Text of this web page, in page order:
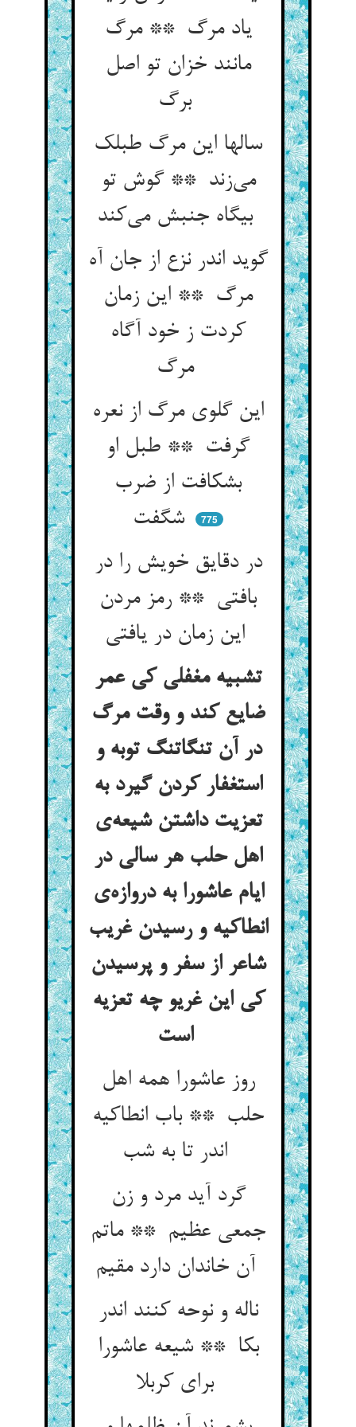
یاد مرگ ** مرگ
مانند خزان تو اصل
برگ
سالها این مرگ طبلک
می‌زند ** گوش تو
بیگاه جنبش می‌کند
گوید اندر نزع از جان آه
مرگ ** این زمان
کردت ز خود آگاه
مرگ
این گلوی مرگ از نعره
گرفت ** طبل او
بشکافت از ضرب
شگفت
775
در دقایق خویش را در
بافتی ** رمز مردن
تشبیه مغفلی کی عمر
ضایع کند و وقت مرگ
در آن تنگاتنگ توبه و
استغفار کردن گیرد به
تعزیت داشتن شیعه‌ی
اهل حلب هر سالی در
ایام عاشورا به دروازه‌ی
انطاکیه و رسیدن غریب
شاعر از سفر و پرسیدن
کی این غریو چه تعزیه
است
روز عاشورا همه اهل
حلب ** باب انطاکیه
گرد آید مرد و زن
جمعی عظیم ** ماتم
ناله و نوحه کنند اندر
بکا ** شیعه عاشورا
برای کربلا